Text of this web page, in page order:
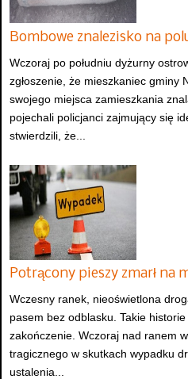
Bombowe znalezisko na
Wczoraj po południu dyżurny
zgłoszenie, że mieszkaniec gminy
swojego miejsca zamieszkania
pojechali policjanci zajmujący się
stwierdzili, że...
Potrącony pieszy zmarł na
Wczesny ranek, nieoświetlona
pasem bez odblasku. Takie
zakończenie. Wczoraj nad ranem
tragicznego w skutkach wypadku
ustalenia...